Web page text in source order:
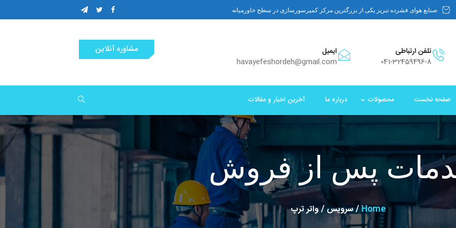
صنایع هوای فشرده تبریز یکی از بزرگترین مرکز کمپرسورسازی در سطح خاورمیانه
تلفن ارتباطی
041-32459496-8
ایمیل
havayefeshordeh@gmail.com
مشاوره آنلاین
صفحه نخست محصولات درباره ما آخرین اخبار و مقالات
پس از فروش
Home سرویس واتر ترپ